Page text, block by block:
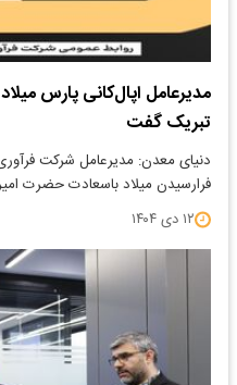
مدیرعامل اپال‌کانی پارس
تبریک گفت
دنیای معدن: مدیرعامل شرکت
فرارسیدن میلاد باسعادت حضرت
۱۲ دی ۱۴۰۴